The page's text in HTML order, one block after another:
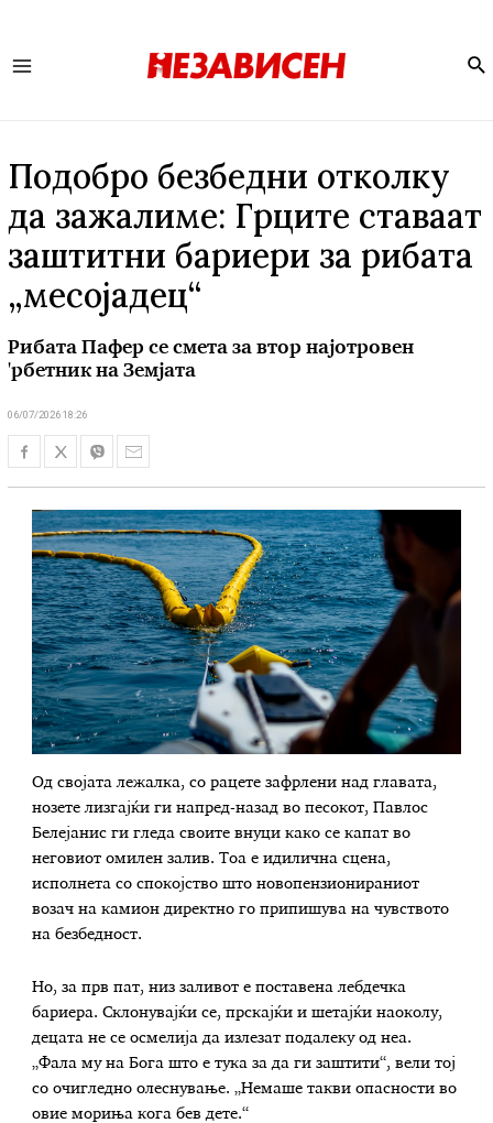
Подобро безбедни отколку
да зажалиме: Грците ставаат
заштитни бариери за рибата
„месојадец“
Рибата Пафер се смета за втор најотровен
'рбетник на Земјата
06/07/2026 18:26
Од својата лежалка, со рацете зафрлени над главата,
нозете лизгајќи ги напред-назад во песокот, Павлос
Белејанис ги гледа своите внуци како се капат во
неговиот омилен залив. Тоа е идилична сцена,
исполнета со спокојство што новопензионираниот
возач на камион директно го припишува на чувството
на безбедност.
Но, за прв пат, низ заливот е поставена лебдечка
бариера. Склонувајќи се, прскајќи и шетајќи наоколу,
децата не се осмелија да излезат подалеку од неа.
„Фала му на Бога што е тука за да ги заштити“, вели тој
со очигледно олеснување. „Немаше такви опасности во
овие мориња кога бев дете.“